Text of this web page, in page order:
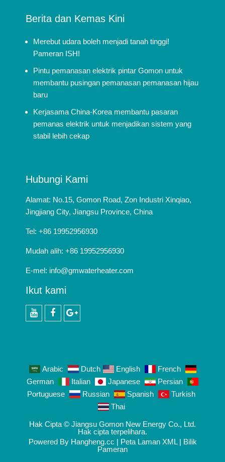
Berita dan Kemas Kini
Merebut udara boleh menjadi tanah tinggi!
Pameran ISH!
Pintu pemanasan elektrik pintar Gomon untuk
membantu pusingan pemanasan pemanasan hijau
baru
Kerjasama China-Korea membantu pasaran
pemanas elektrik untuk menjadikan sistem yang
stabil lebih cekap
Hubungi Kami
Alamat: No.15, Gomon Road, Zon Industri Xinqiao,
Jingjiang City, Jiangsu Province, China
Tel: +86 19952956930
Mudah alih: +86 19952956930
E-mel: info@gmwaterheater.com
Ikut kami
Arabic Dutch English
French
German
Italian Japanese
Persian
Portuguese
Russian Spanish
Turkish
Thai
Hak Cipta © Jiangsu Gomon New Energy Co., Ltd.
Hak cipta terpelihara.
Powered By Hangheng.cc | Peta Laman XML| Bilik
Pameran